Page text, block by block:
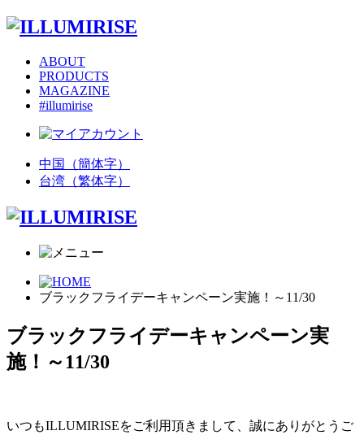
ABOUT
PRODUCTS
MAGAZINE
#illumirise
中国（簡体字）
台湾（繁体字）
ブラックフライデーキャンペーン実施！～11/30
ブラックフライデーキャンペーン実
施！～11/30
いつもILLUMIRISEをご利用頂きまして、誠にありがとうご